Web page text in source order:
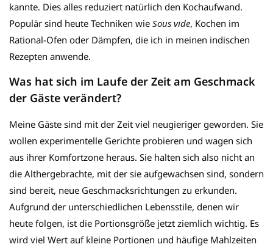
kannte. Dies alles reduziert natürlich den Kochaufwand.
Populär sind heute Techniken wie Sous vide, Kochen im
Rational-Ofen oder Dämpfen, die ich in meinen indischen
Rezepten anwende.
Was hat sich im Laufe der Zeit am Geschmack
der Gäste verändert?
Meine Gäste sind mit der Zeit viel neugieriger geworden. Sie
wollen experimentelle Gerichte probieren und wagen sich
aus ihrer Komfortzone heraus. Sie halten sich also nicht an
die Althergebrachte, mit der sie aufgewachsen sind, sondern
sind bereit, neue Geschmacksrichtungen zu erkunden.
Aufgrund der unterschiedlichen Lebensstile, denen wir
heute folgen, ist die Portionsgröße jetzt ziemlich wichtig. Es
wird viel Wert auf kleine Portionen und häufige Mahlzeiten